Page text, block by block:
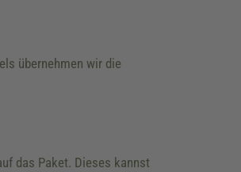
übernehmen wir die
das Paket. Dieses kannst